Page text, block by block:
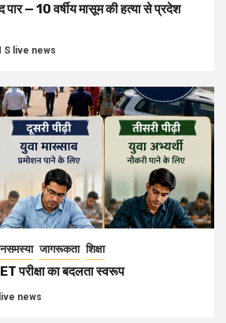
पार — 10 वर्षीय मासूम की हत्या से प्रदेश
S live news
जागरूकता शिक्षा
परीक्षा का बदलता स्वरूप
news